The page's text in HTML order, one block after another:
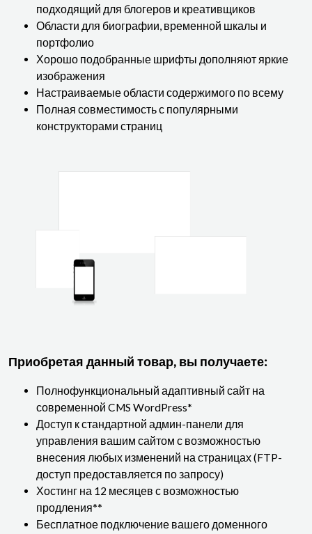
подходящий для блогеров и креативщиков
Области для биографии, временной шкалы и
портфолио
Хорошо подобранные шрифты дополняют яркие
изображения
Настраиваемые области содержимого по всему
Полная совместимость с популярными
конструкторами страниц
Приобретая данный товар, вы получаете:
Полнофункциональный адаптивный сайт на
современной CMS WordPress*
Доступ к стандартной админ-панели для
управления вашим сайтом с возможностью
внесения любых изменений на страницах (FTP-
доступ предоставляется по запросу)
Хостинг на 12 месяцев с возможностью
продления**
Бесплатное подключение вашего доменного